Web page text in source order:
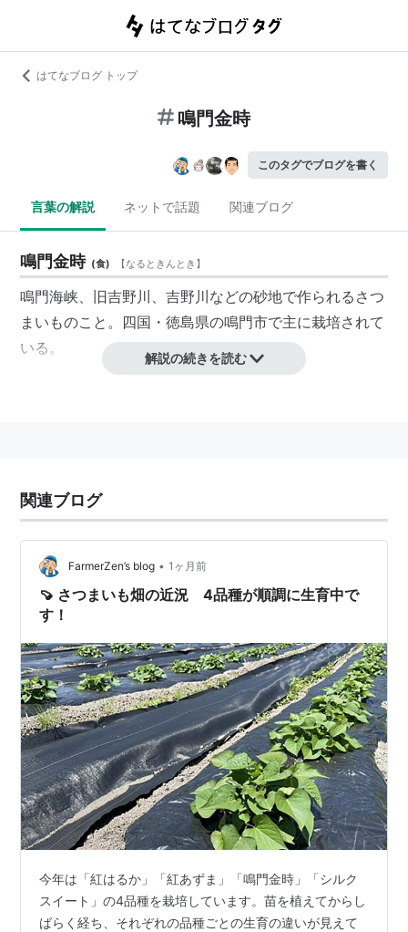
はてなブログ トップ
鳴門金時
このタグでブログを書く
言葉の解説 ネットで話題 関連ブログ
鳴門金時 (食) 【なるときんとき 】
鳴門海峡、旧吉野川、吉野川などの砂地で作られるさつ
まいものこと。四国・徳島県の鳴門市で主に栽培されて
いる。
解説の続きを読む
関連ブログ
FarmerZen’s blog • 1ヶ月前
🍠 さつまいも畑の近況 4品種が順調に生育中で
す！
今年は「紅はるか」「紅あずま」「鳴門金時」「シルク
スイート」の4品種を栽培しています。苗を植えてからし
ばらく経ち、それぞれの品種ごとの生育の違いが見えて